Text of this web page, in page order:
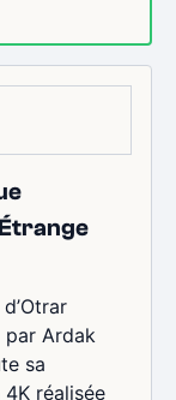
par Ardak
sa
réalisée